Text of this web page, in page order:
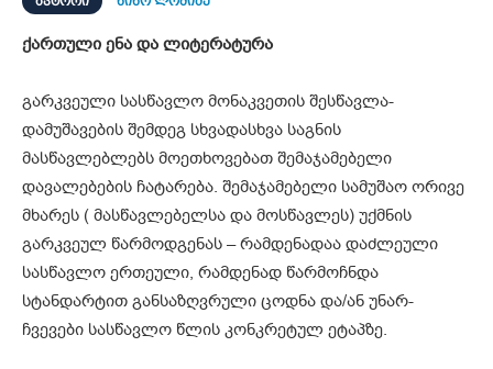
ქართული ენა და ლიტერატურა
გარკვეული სასწავლო მონაკვეთის შესწავლა-
დამუშავების შემდეგ სხვადასხვა საგნის
მასწავლებლებს მოეთხოვებათ შემაჯამებელი
დავალებების ჩატარება. შემაჯამებელი სამუშაო ორივე
მხარეს ( მასწავლებელსა და მოსწავლეს) უქმნის
გარკვეულ წარმოდგენას – რამდენადაა დაძლეული
სასწავლო ერთეული, რამდენად წარმოჩნდა
სტანდარტით განსაზღვრული ცოდნა და/ან უნარ-
ჩვევები სასწავლო წლის კონკრეტულ ეტაპზე.